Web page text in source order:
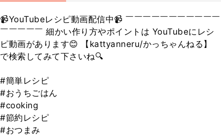
📹YouTubeレシピ動画配信中📹 ￣￣￣￣￣￣￣￣￣￣￣
￣￣￣￣￣ 細かい作り方やポイントは YouTubeにレシ
ピ動画があります😊 【kattyanneru/かっちゃんねる】
で検索してみて下さいね🔍
#簡単レシピ
#おうちごはん
#cooking
#節約レシピ
#おつまみ